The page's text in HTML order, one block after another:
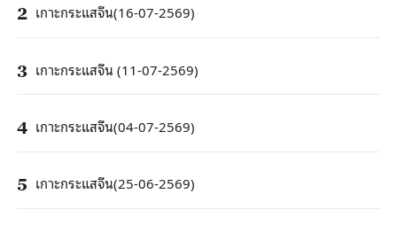
2 เกาะกระแสจีน(16-07-2569)
3 เกาะกระแสจีน (11-07-2569)
4 เกาะกระแสจีน(04-07-2569)
5 เกาะกระแสจีน(25-06-2569)